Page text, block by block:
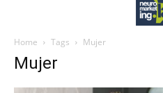
Home Tags Mujer
Mujer